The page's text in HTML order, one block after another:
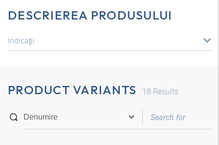
DESCRIEREA PRODUSULUI
Indicaţii
PRODUCT VARIANTS 18 Results